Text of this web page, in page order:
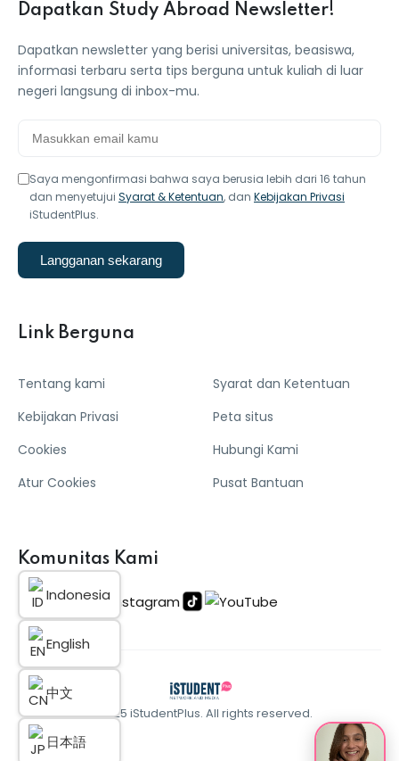
Us
Dapatkan Study Abroad Newsletter!
Dapatkan newsletter yang berisi universitas, beasiswa,
informasi terbaru serta tips berguna untuk kuliah di luar
negeri langsung di inbox-mu.
Saya mengonfirmasi bahwa saya berusia lebih dari 16 tahun
dan menyetujui Syarat & Ketentuan, dan Kebijakan Privasi
iStudentPlus.
Langganan sekarang
Link Berguna
Tentang kami
Kebijakan Privasi
Cookies
Atur Cookies
Syarat dan Ketentuan
Peta situs
Hubungi Kami
Pusat Bantuan
Komunitas Kami
© 2025 iStudentPlus. All rights reserved.
Indonesia
English
中文
日本語